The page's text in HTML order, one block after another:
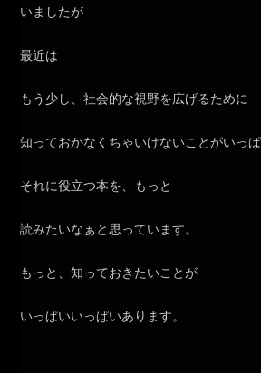
いましたが
最近は
もう少し、社会的な視野を広げるために
知っておかなくちゃいけないことがいっ
それに役立つ本を、もっと
読みたいなぁと思っています。
もっと、知っておきたいことが
いっぱいいっぱいあります。